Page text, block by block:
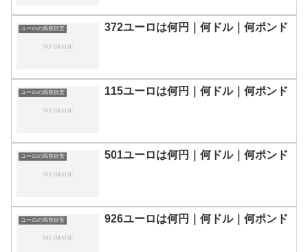
ユーロの両替目安 372ユーロは何円｜何ドル｜何ポンド
ユーロの両替目安 115ユーロは何円｜何ドル｜何ポンド
ユーロの両替目安 501ユーロは何円｜何ドル｜何ポンド
ユーロの両替目安 926ユーロは何円｜何ドル｜何ポンド